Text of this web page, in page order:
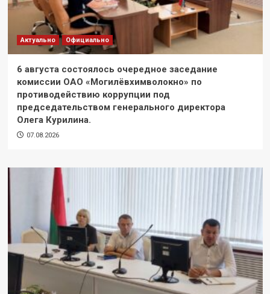
Актуально Официально
6 августа состоялось очередное заседание
комиссии ОАО «Могилёвхимволокно» по
противодействию коррупции под
председательством генерального директора
Олега Курилина.
07.08.2026